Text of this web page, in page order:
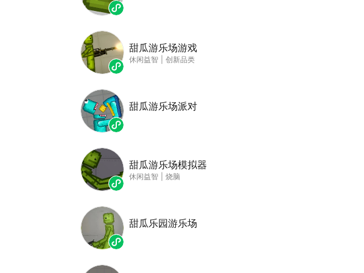
甜瓜游乐场游戏
休闲益智 创新品类
甜瓜游乐场派对
甜瓜游乐场模拟器
休闲益智 烧脑
甜瓜乐园游乐场